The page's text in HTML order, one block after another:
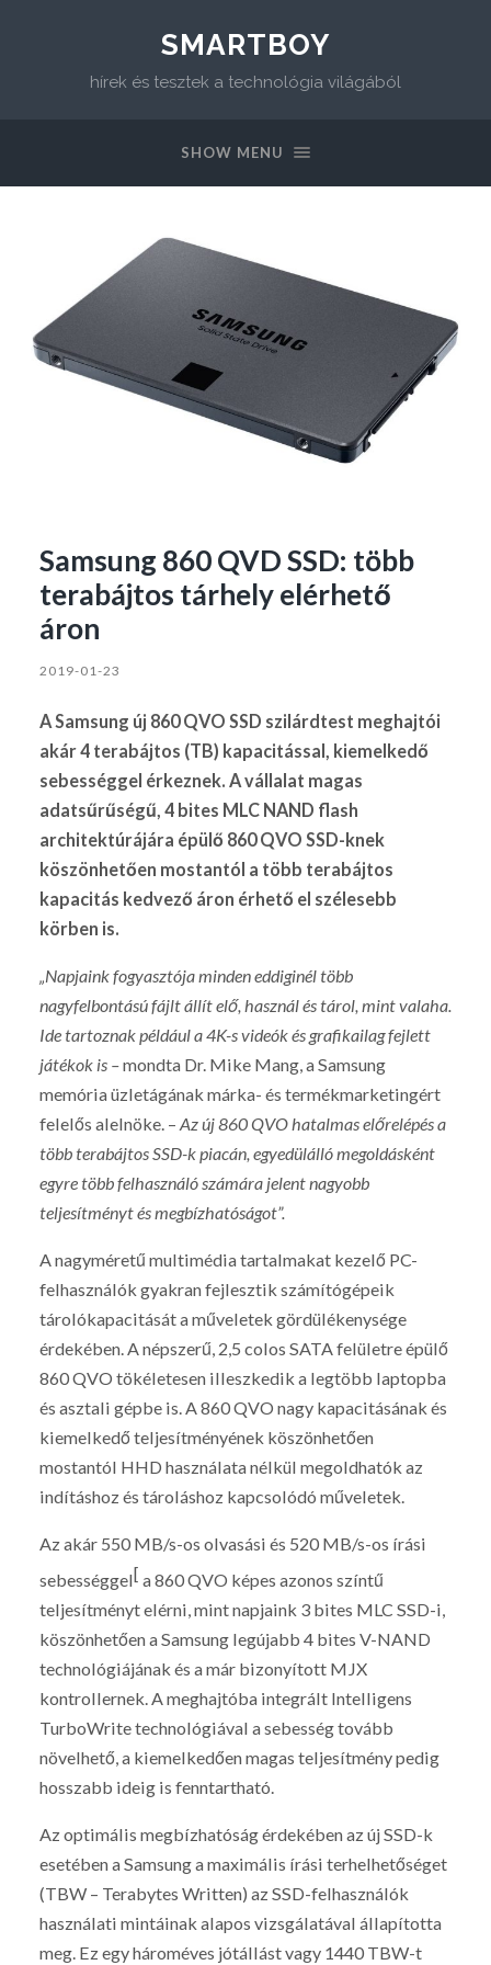
SMARTBOY
hírek és tesztek a technológia világából
SHOW MENU
Samsung 860 QVD SSD: több
terabájtos tárhely elérhető
áron
2019-01-23
A Samsung új 860 QVO SSD szilárdtest meghajtói
akár 4 terabájtos (TB) kapacitással, kiemelkedő
sebességgel érkeznek. A vállalat magas
adatsűrűségű, 4 bites MLC NAND flash
architektúrájára épülő 860 QVO SSD-knek
köszönhetően mostantól a több terabájtos
kapacitás kedvező áron érhető el szélesebb
körben is.
„Napjaink fogyasztója minden eddiginél több
nagyfelbontású fájlt állít elő, használ és tárol, mint valaha.
Ide tartoznak például a 4K-s videók és grafikailag fejlett
játékok is –mondta Dr. Mike Mang, a Samsung
memória üzletágának márka- és termékmarketingért
felelős alelnöke. – Az új 860 QVO hatalmas előrelépés a
több terabájtos SSD-k piacán, egyedülálló megoldásként
egyre több felhasználó számára jelent nagyobb
teljesítményt és megbízhatóságot”.
A nagyméretű multimédia tartalmakat kezelő PC-
felhasználók gyakran fejlesztik számítógépeik
tárolókapacitását a műveletek gördülékenysége
érdekében. A népszerű, 2,5 colos SATA felületre épülő
860 QVO tökéletesen illeszkedik a legtöbb laptopba
és asztali gépbe is. A 860 QVO nagy kapacitásának és
kiemelkedő teljesítményének köszönhetően
mostantól HHD használata nélkül megoldhatók az
indításhoz és tároláshoz kapcsolódó műveletek.
Az akár 550 MB/s-os olvasási és 520 MB/s-os írási
sebességgel[ a 860 QVO képes azonos színtű
teljesítményt elérni, mint napjaink 3 bites MLC SSD-i,
köszönhetően a Samsung legújabb 4 bites V-NAND
technológiájának és a már bizonyított MJX
kontrollernek. A meghajtóba integrált Intelligens
TurboWrite technológiával a sebesség tovább
növelhető, a kiemelkedően magas teljesítmény pedig
hosszabb ideig is fenntartható.
Az optimális megbízhatóság érdekében az új SSD-k
esetében a Samsung a maximális írási terhelhetőséget
(TBW – Terabytes Written) az SSD-felhasználók
használati mintáinak alapos vizsgálatával állapította
meg. Ez egy hároméves jótállást vagy 1440 TBW-t